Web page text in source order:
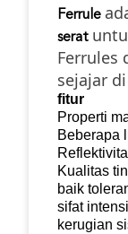
Ferrule
serat
Ferrules
sejajar
fitur
Properti
Beberapa
Kualitas
baik
sifat
kerugian